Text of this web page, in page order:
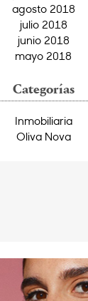
agosto 2018
julio 2018
junio 2018
mayo 2018
Categorías
Inmobiliaria
Oliva Nova